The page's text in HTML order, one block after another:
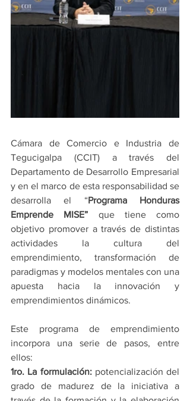
Cámara de Comercio e Industria de
Tegucigalpa (CCIT) a través del
Departamento de Desarrollo Empresarial
y en el marco de esta responsabilidad se
desarrolla el “Programa Honduras
Emprende MISE” que tiene como
objetivo promover a través de distintas
actividades la cultura del
emprendimiento, transformación de
paradigmas y modelos mentales con una
apuesta hacia la innovación y
emprendimientos dinámicos.
Este programa de emprendimiento
incorpora una serie de pasos, entre
ellos:
1ro. La formulación: potencialización del
grado de madurez de la iniciativa a